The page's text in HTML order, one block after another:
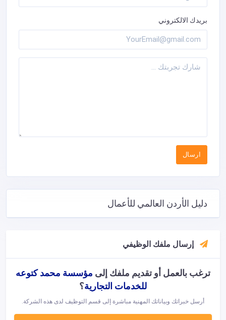
دليل الأردن العالمي للأعمال
إرسال ملفك الوظيفي
ترغب بالعمل أو تقديم ملفك إلى مؤسسة محمد كتوعه
للخدمات التجارية؟
أرسل خبراتك وبياناتك المهنية مباشرة إلى قسم التوظيف لدى هذه الشركة.
بريدك الالكتروني